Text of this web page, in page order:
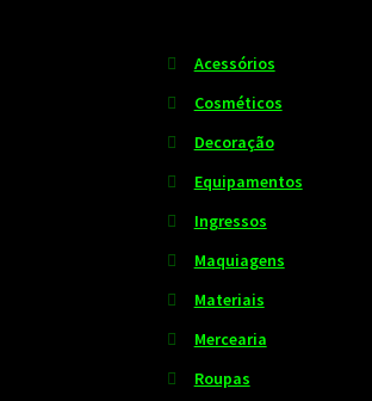
Acessórios
Cosméticos
Decoração
Equipamentos
Ingressos
Maquiagens
Materiais
Mercearia
Roupas